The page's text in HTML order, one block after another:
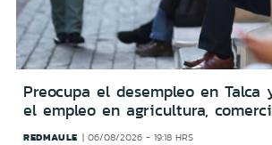
Preocupa el desempleo en
el empleo en agricultura,
REDMAULE 06/08/2026 - 19:18 HRS